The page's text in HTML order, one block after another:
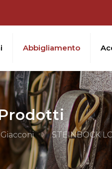
Abbigliamento
Giacconi STEINBOCK